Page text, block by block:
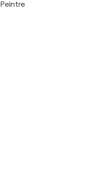
Peintre